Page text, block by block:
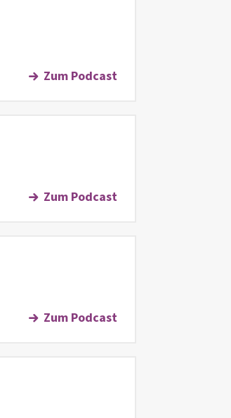
Zum Podcast
Zum Podcast
Zum Podcast